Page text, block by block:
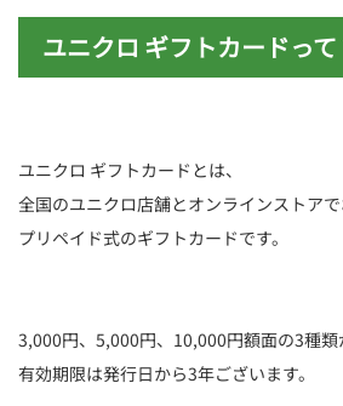
ユニクロ ギフトカードって
ユニクロ ギフトカードとは、
全国のユニクロ店舗とオンラインストア
プリペイド式のギフトカードです。
3,000円、5,000円、10,000円額面の3種類
有効期限は発行日から3年ございます。